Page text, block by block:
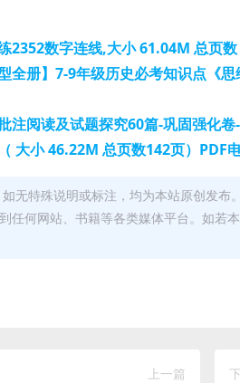
2352数字连线,大小 61.04M 总页
全册】7-9年级历史必考知识点《
注阅读及试题探究60篇-巩固强化
大小 46.22M 总页数142页）PDF
无特殊说明或标注，均为本站原创发
任何网站、书籍等各类媒体平台。如若
上一篇